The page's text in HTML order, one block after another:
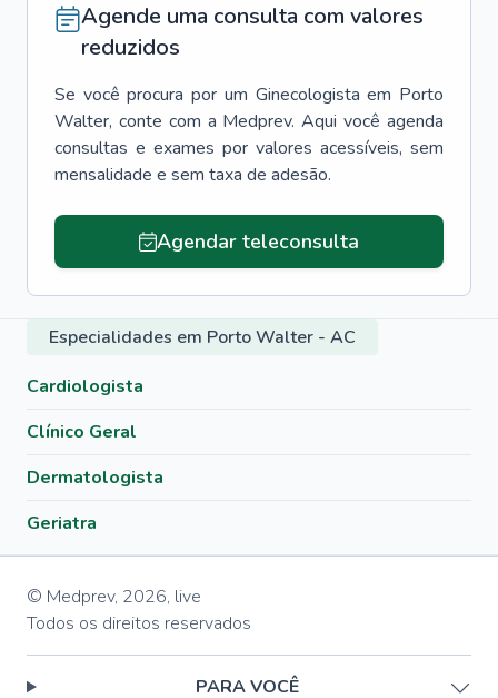
Agende uma consulta com valores
reduzidos
Se você procura por um Ginecologista em Porto
Walter, conte com a Medprev. Aqui você agenda
consultas e exames por valores acessíveis, sem
mensalidade e sem taxa de adesão.
Agendar teleconsulta
Especialidades em Porto Walter - AC
Cardiologista
Clínico Geral
Dermatologista
Geriatra
© Medprev, 2026, live
Todos os direitos reservados
PARA VOCÊ